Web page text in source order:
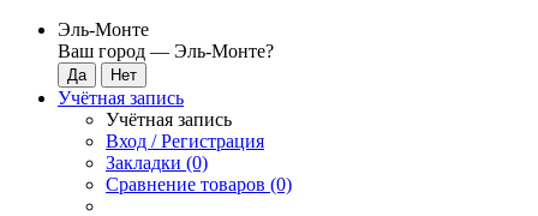
Эль-Монте
Ваш город — Эль-Монте?
Учётная запись
Учётная запись
Вход / Регистрация
Закладки (0)
Сравнение товаров (0)